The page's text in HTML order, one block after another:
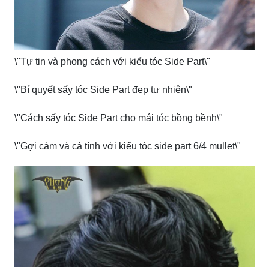
\"Tự tin và phong cách với kiểu tóc Side Part\"
\"Bí quyết sấy tóc Side Part đẹp tự nhiên\"
\"Cách sấy tóc Side Part cho mái tóc bồng bềnh\"
\"Gợi cảm và cá tính với kiểu tóc side part 6/4 mullet\"